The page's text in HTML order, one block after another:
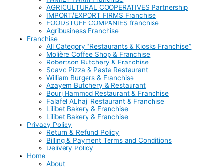
AGRICULTURAL COOPERATIVES Partnership
IMPORT/EXPORT FIRMS Franchise
FOODSTUFF COMPANIES franchise
Agribusiness Franchise
Franchise
All Category “Restaurants & Kiosks Franchise”
Molière Coffee Shop & Franchise
Robertson Butchery & Franchise
Scavo Pizza & Pasta Restaurant
William Burgers & Franchise
Azayem Butchery & Restaurant
Bourj Hammod Restaurant & Franchise
Falafel ALhaji Restaurant & Franchise
Lilibet Bakery & Franchise
Lilibet Bakery & Franchise
Privacy Policy
Return & Refund Policy
Billing & Payment Terms and Conditions
Delivery Policy
Home
About